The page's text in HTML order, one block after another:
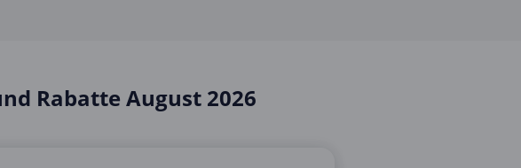
Rabatte August 2026